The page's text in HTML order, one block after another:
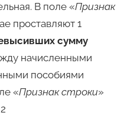
В поле «Признак
проставляют 1
сумму
начисленными
пособиями
«Признак строки»